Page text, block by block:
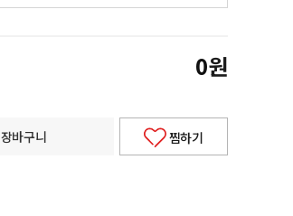
0원
장바구니 찜하기